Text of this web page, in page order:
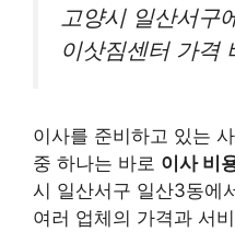
고양시 일산서구
이삿짐센터 가격
이사를 준비하고 있는
중 하나는 바로 이사 비
시 일산서구 일산3동에
여러 업체의 가격과 서